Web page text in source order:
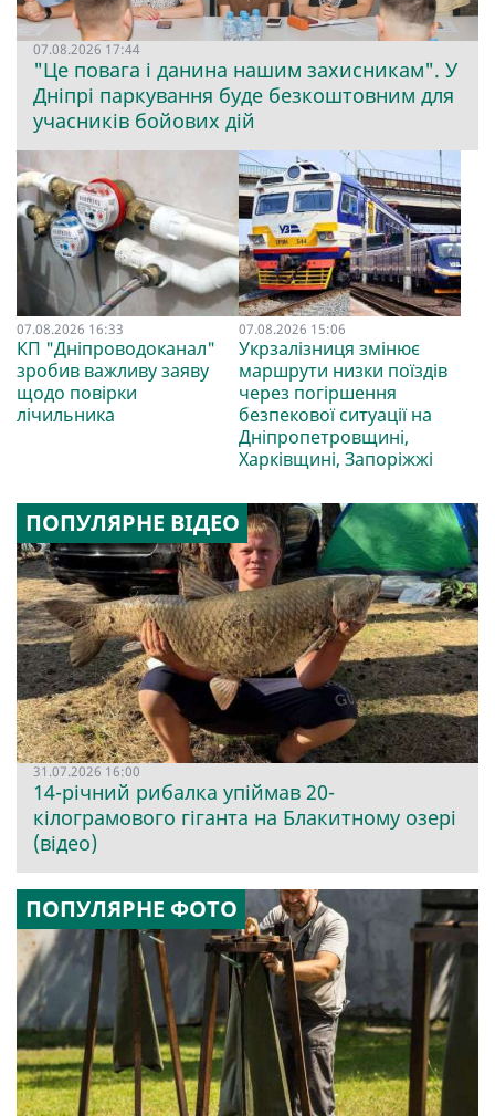
07.08.2026 17:44
"Це повага і данина нашим захисникам". У
Дніпрі паркування буде безкоштовним для
учасників бойових дій
07.08.2026 16:33
КП "Дніпроводоканал"
зробив важливу заяву
щодо повірки
лічильника
07.08.2026 15:06
Укрзалізниця змінює
маршрути низки поїздів
через погіршення
безпекової ситуації на
Дніпропетровщині,
Харківщині, Запоріжжі
ПОПУЛЯРНЕ ВІДЕО
31.07.2026 16:00
14-річний рибалка упіймав 20-
кілограмового гіганта на Блакитному озері
(відео)
ПОПУЛЯРНЕ ФОТО